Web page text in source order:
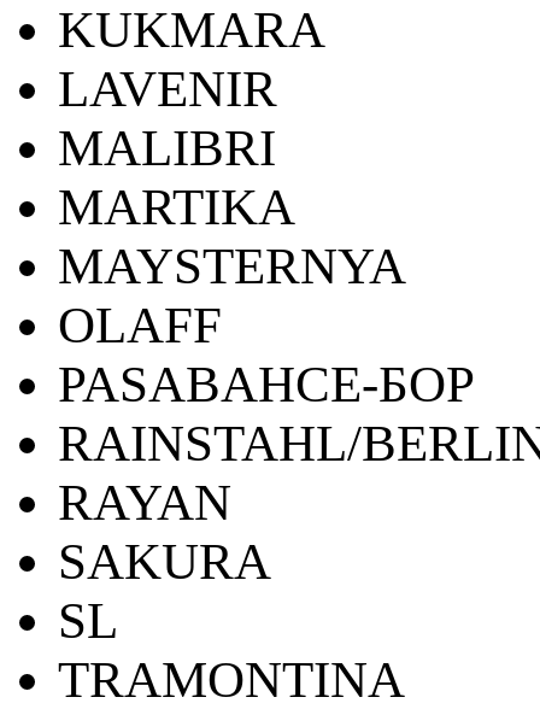
KUKMARA
LAVENIR
MALIBRI
MARTIKA
MAYSTERNYA
OLAFF
PASABAHCE-БОР
RAINSTAHL/
RAYAN
SAKURA
SL
TRAMONTINA